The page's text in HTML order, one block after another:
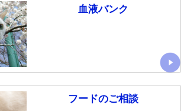
血液バンク
フードのご相談